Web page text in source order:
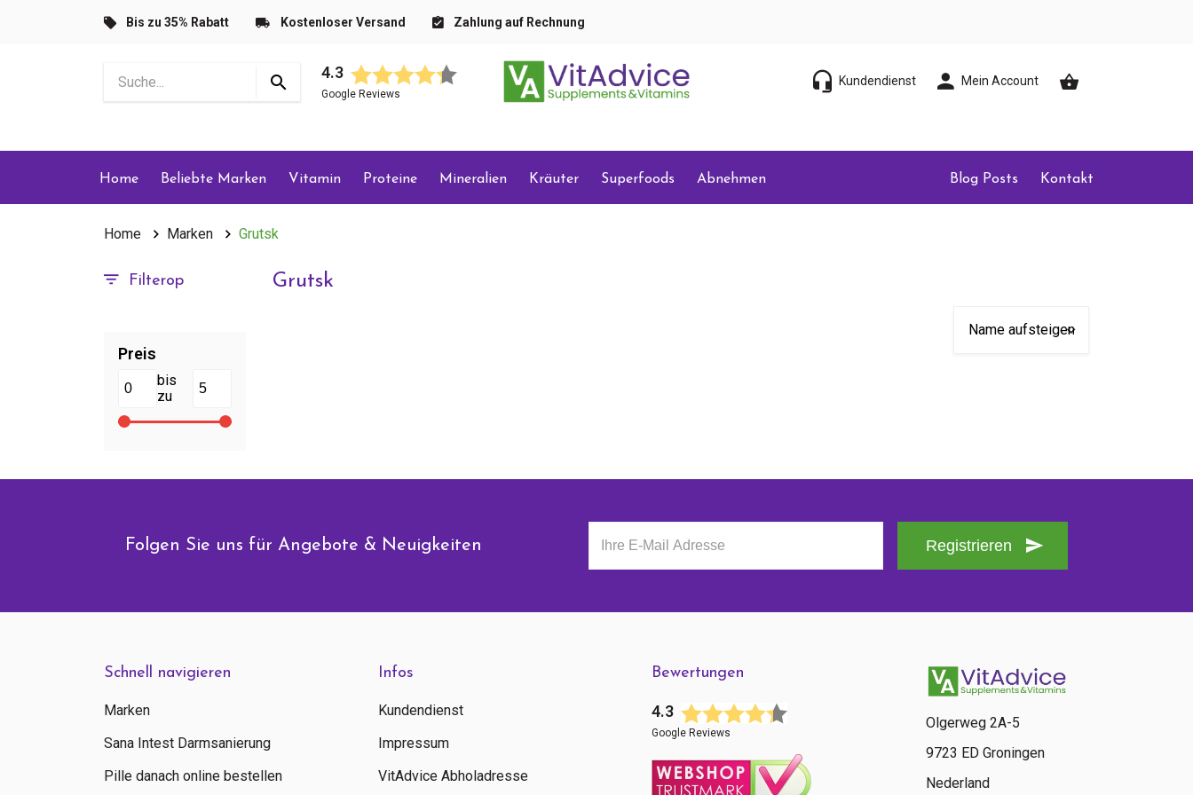
Bis zu 35% Rabatt Kostenloser Versand Zahlung auf Rechnung
4.3
Google Reviews
Kundendienst Mein Account
Home Beliebte Marken Vitamin Proteine Mineralien Kräuter Superfoods Abnehmen Blog Posts Kontakt
Home Marken Grutsk
Filterop
Preis
bis
zu
Grutsk
Folgen Sie uns für Angebote & Neuigkeiten Registrieren
Schnell navigieren
Marken
Sana Intest Darmsanierung
Pille danach online bestellen
Infos
Kundendienst
Impressum
VitAdvice Abholadresse
Bewertungen
4.3
Google Reviews
Olgerweg 2A-5
9723 ED Groningen
Nederland